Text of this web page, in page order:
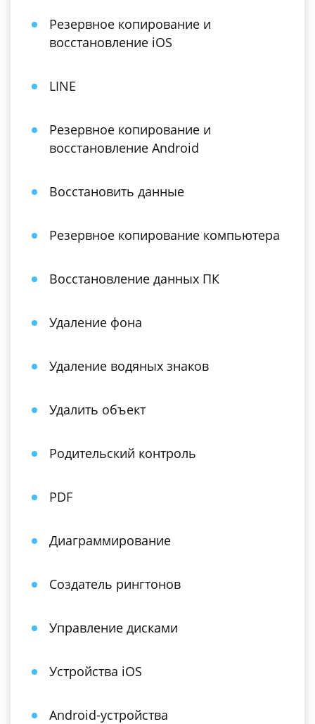
Резервное копирование и
восстановление iOS
LINE
Резервное копирование и
восстановление Android
Восстановить данные
Резервное копирование компьютера
Восстановление данных ПК
Удаление фона
Удаление водяных знаков
Удалить объект
Родительский контроль
PDF
Диаграммирование
Создатель рингтонов
Управление дисками
Устройства iOS
Android-устройства